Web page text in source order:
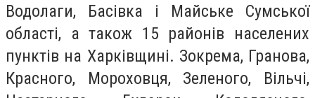
Водолаги, Басівка і Майське Сумської
області, а також 15 районів населених
пунктів на Харківщині. Зокрема, Гранова,
Красного, Мороховця, Зеленого, Вільчі,